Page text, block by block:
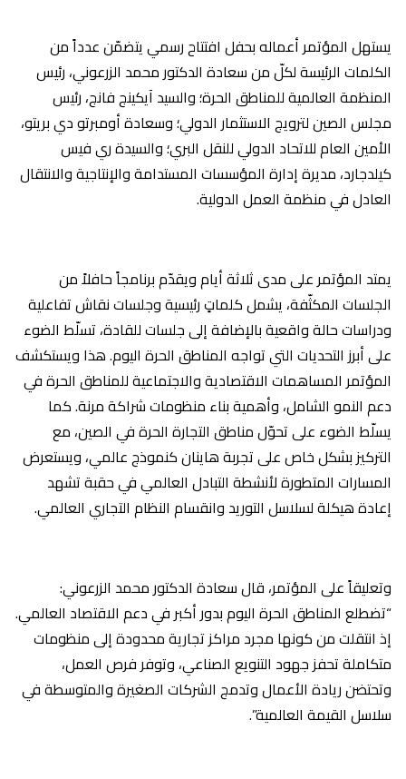
يستهل المؤتمر أعماله بحفل افتتاح رسمي يتضمّن عدداً من
الكلمات الرئيسة لكلّ من سعادة الدكتور محمد الزرعوني، رئيس
المنظمة العالمية للمناطق الحرة؛ والسيد آيكينج فانج، رئيس
مجلس الصين لترويج الاستثمار الدولي؛ وسعادة أومبرتو دي بريتو،
الأمين العام للاتحاد الدولي للنقل البري؛ والسيدة ري فيس
كيلدجارد، مديرة إدارة المؤسسات المستدامة والإنتاجية والانتقال
العادل في منظمة العمل الدولية.
يمتد المؤتمر على مدى ثلاثة أيام ويقدّم برنامجاً حافلاً من
الجلسات المكثّفة، يشمل كلماتٍ رئيسية وجلسات نقاش تفاعلية
ودراسات حالة واقعية بالإضافة إلى جلسات للقادة، تسلّط الضوء
على أبرز التحديات التي تواجه المناطق الحرة اليوم. هذا ويستكشف
المؤتمر المساهمات الاقتصادية والاجتماعية للمناطق الحرة في
دعم النمو الشامل، وأهمية بناء منظومات شراكة مرنة. كما
يسلّط الضوء على تحوّل مناطق التجارة الحرة في الصين، مع
التركيز بشكل خاص على تجربة هاينان كنموذج عالمي، ويستعرض
المسارات المتطورة لأنشطة التبادل العالمي في حقبة تشهد
إعادة هيكلة لسلاسل التوريد وانقسام النظام التجاري العالمي.
وتعليقاً على المؤتمر، قال سعادة الدكتور محمد الزرعوني:
“تضطلع المناطق الحرة اليوم بدور أكبر في دعم الاقتصاد العالمي.
إذ انتقلت من كونها مجرد مراكز تجارية محدودة إلى منظومات
متكاملة تحفز جهود التنويع الصناعي، وتوفر فرص العمل،
وتحتضن ريادة الأعمال وتدمج الشركات الصغيرة والمتوسطة في
سلاسل القيمة العالمية”.